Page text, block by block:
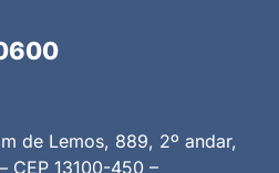
de Lemos, 889, 2º andar,
CEP 13100-450 –